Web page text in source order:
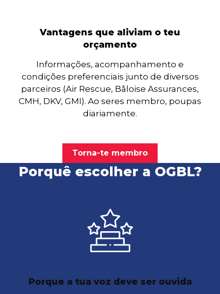
Vantagens que aliviam o teu
orçamento
Informações, acompanhamento e
condições preferenciais junto de diversos
parceiros (Air Rescue, Bâloise Assurances,
CMH, DKV, GMI). Ao seres membro, poupas
diariamente.
Torna-te membro
Porquê escolher a OGBL?
Porque a tua voz deve ser ouvida